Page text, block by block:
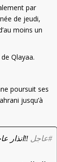
par
de jeudi,
moins un
Qlayaa.
poursuit ses
jusqu’à
#عاجل ‼️انذار